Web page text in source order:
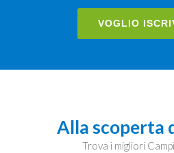
VOGLIO
Alla scoperta
Trova i migliori